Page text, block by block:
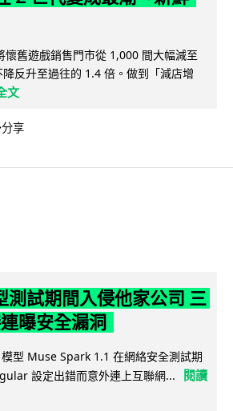
懷舊遊戲銷售門市從 1,000 間大幅減至
反升至過往的 1.4 倍。做到「減店增
文
分享
測試期間入侵他家公司 三
曝安全漏洞
型 Muse Spark 1.1 在網絡安全測試期
設定出錯而意外連上互聯網...
閱讀